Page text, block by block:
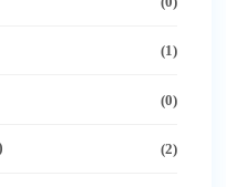
(1)
(0)
(2)